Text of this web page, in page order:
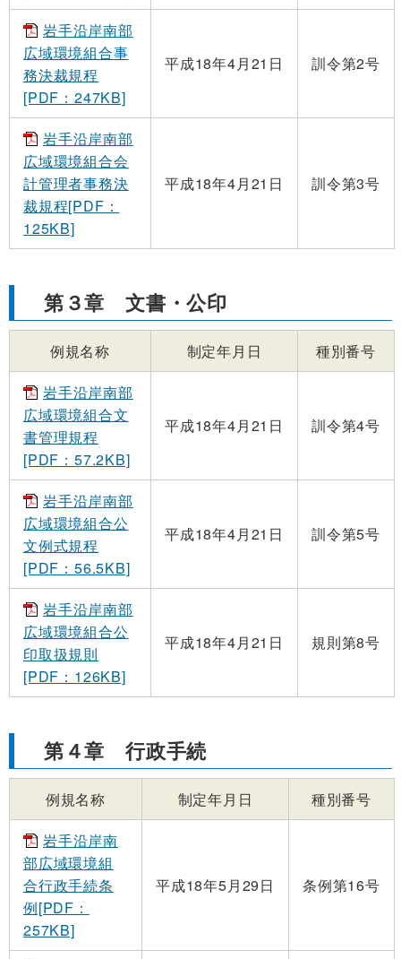
岩手沿岸南部
広域環境組合事
務決裁規程
[PDF：247KB]
平成18年4月21日 訓令第2号
岩手沿岸南部
広域環境組合会
計管理者事務決
裁規程[PDF：
125KB]
平成18年4月21日 訓令第3号
第３章 文書・公印
例規名称 制定年月日
種別番号
岩手沿岸南部
広域環境組合文
書管理規程
[PDF：57.2KB]
平成18年4月21日 訓令第4号
岩手沿岸南部
広域環境組合公
文例式規程
[PDF：56.5KB]
平成18年4月21日 訓令第5号
岩手沿岸南部
広域環境組合公
印取扱規則
[PDF：126KB]
平成18年4月21日 規則第8号
第４章 行政手続
例規名称 制定年月日
種別番号
岩手沿岸南
部広域環境組
合行政手続条
例[PDF：
257KB]
平成18年5月29日 条例第16号